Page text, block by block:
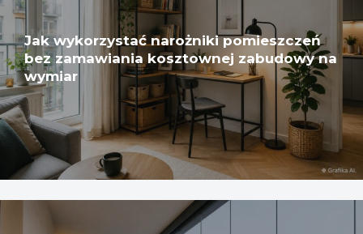
Jak wykorzystać narożniki pomieszczeń
bez zamawiania kosztownej zabudowy na
wymiar